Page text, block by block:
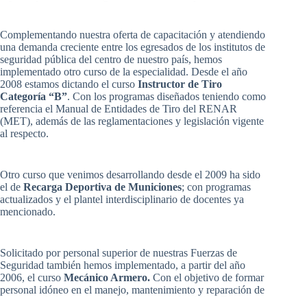
Complementando nuestra oferta de capacitación y atendiendo
una demanda creciente entre los egresados de los institutos de
seguridad pública del centro de nuestro país, hemos
implementado otro curso de la especialidad. Desde el año
2008 estamos dictando el curso Instructor de Tiro
Categoría “B”. Con los programas diseñados teniendo como
referencia el Manual de Entidades de Tiro del RENAR
(MET), además de las reglamentaciones y legislación vigente
al respecto.
Otro curso que venimos desarrollando desde el 2009 ha sido
el de Recarga Deportiva de Municiones; con programas
actualizados y el plantel interdisciplinario de docentes ya
mencionado.
Solicitado por personal superior de nuestras Fuerzas de
Seguridad también hemos implementado, a partir del año
2006, el curso Mecánico Armero. Con el objetivo de formar
personal idóneo en el manejo, mantenimiento y reparación de